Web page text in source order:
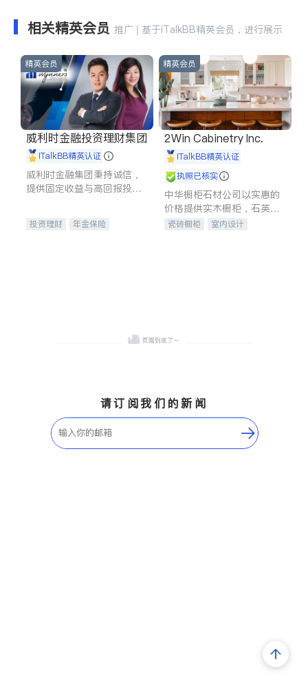
相关精英会员 推广 | 基于iTalkBB精英会员，进行展示
精英会员
威利时金融投资理财集团
iTalkBB精英认证
威利时金融集团秉持诚信，
提供固定收益与高回报投资
合，助力客户实现目标
投资理财
年金保险
精英会员
2Win Cabinetry Inc.
iTalkBB精英认证
执照已核实
中华橱柜石材公司以实惠的
价格提供实木橱柜，石英石
台面，多种优质不锈钢水
瓷砖橱柜
室内设计
请订阅我们的新闻